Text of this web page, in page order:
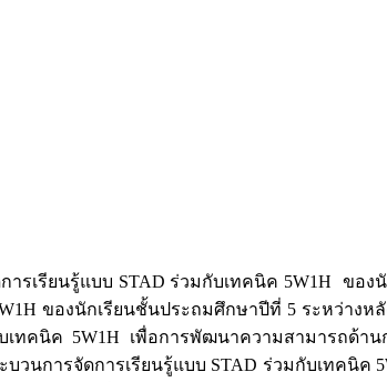
รเรียนรู้แบบ STAD ร่วมกับเทคนิค 5W1H ของ
ของนักเรียนชั้นประถมศึกษาปีที่ 5 ระหว่างห
ทคนิค 5W1H เพื่อการพัฒนาความสามารถด้าน
วนการจัดการเรียนรู้แบบ STAD ร่วมกับเทคนิค